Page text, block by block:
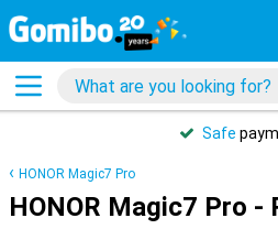
Safe
HONOR Magic7 Pro
HONOR Magic7 Pro -